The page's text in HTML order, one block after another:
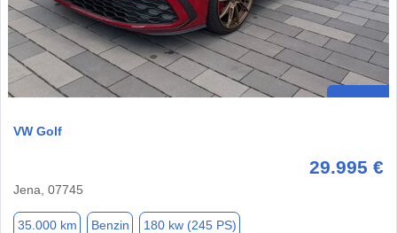
VW Golf
29.995 €
Jena, 07745
35.000 km Benzin 180 kw (245 PS)